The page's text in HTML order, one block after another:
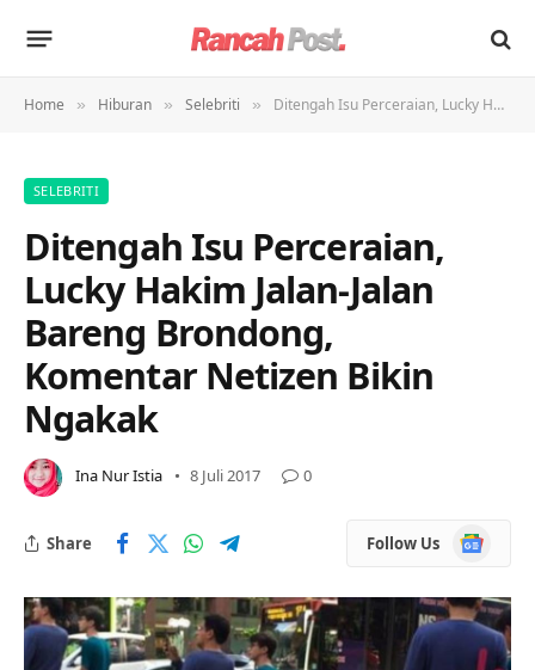
Home » Hiburan » Selebriti » Ditengah Isu Perceraian, Lucky Hakim Jalan-Jalan Bareng Brondong, Komentar Netizen Bikin Ngakak
SELEBRITI
Ditengah Isu Perceraian,
Lucky Hakim Jalan-Jalan
Bareng Brondong,
Komentar Netizen Bikin
Ngakak
Ina Nur Istia 8 Juli 2017 0
Share Follow Us
Google
News